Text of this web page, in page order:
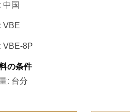
中国
VBE
VBE-8P
の条件
: 台分